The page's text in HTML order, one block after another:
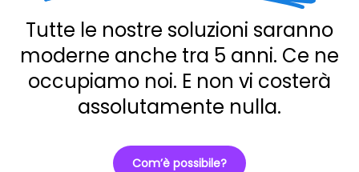
Tutte le nostre soluzioni saranno
moderne anche tra 5 anni. Ce ne
occupiamo noi. E non vi costerà
assolutamente nulla.
Com’è possibile?